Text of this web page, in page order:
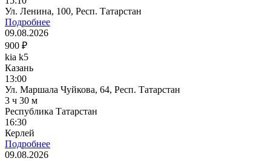
Ул. Ленина, 100, Респ. Татарстан
Подробнее
09.08.2026
900 ₽
kia k5
Казань
13:00
Ул. Маршала Чуйкова, 64, Респ. Татарстан
3 ч 30 м
Республика Татарстан
16:30
Керлей
Подробнее
09.08.2026